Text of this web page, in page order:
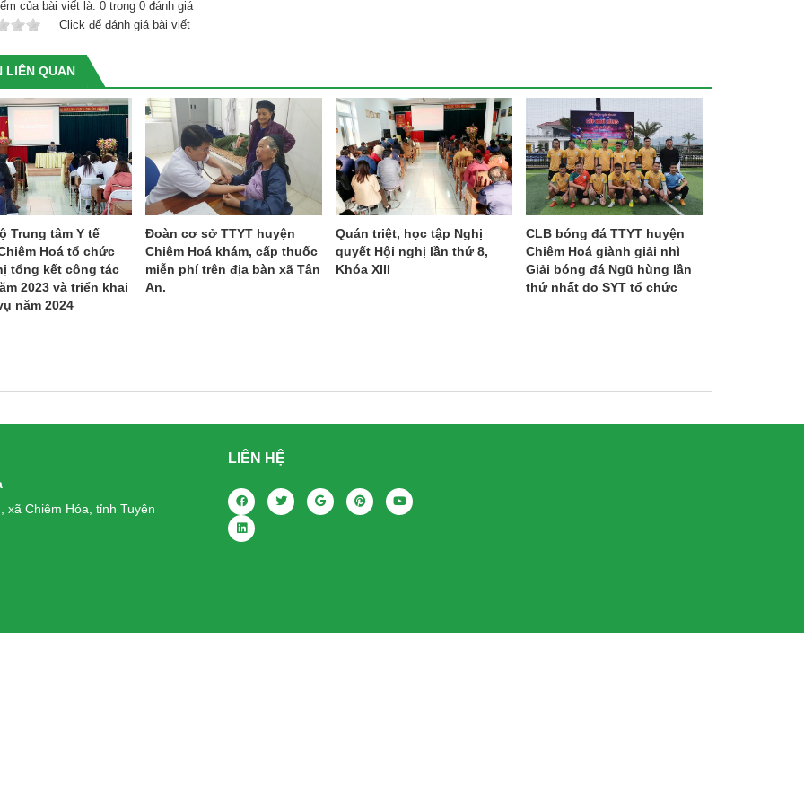
của bài viết là: 0 trong 0 đánh giá
Click để đánh giá bài viết
LIÊN QUAN
Trung tâm Y tế
Hoá tổ chức
tổng kết công tác
2023 và triển khai
năm 2024
Đoàn cơ sở TTYT huyện
Chiêm Hoá khám, cấp thuốc
miễn phí trên địa bàn xã Tân
An.
Quán triệt, học tập Nghị
quyết Hội nghị lần thứ 8,
Khóa XIII
CLB bóng đá TTYT huyện
Chiêm Hoá giành giải nhì
Giải bóng đá Ngũ hùng lần
thứ nhất do SYT tổ chức
xã Chiêm Hóa, tỉnh Tuyên
LIÊN HỆ